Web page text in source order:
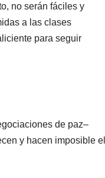
no serán fáciles y
a las clases
para seguir
de paz–
y hacen imposible el